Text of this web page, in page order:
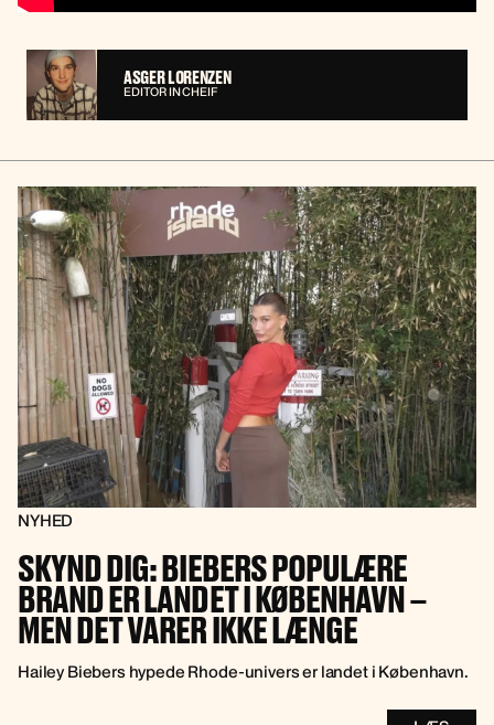
ASGER LORENZEN
EDITOR IN CHEIF
NYHED
SKYND DIG: BIEBERS POPULÆRE
BRAND ER LANDET I KØBENHAVN –
MEN DET VARER IKKE LÆNGE
Hailey Biebers hypede Rhode-univers er landet i København.